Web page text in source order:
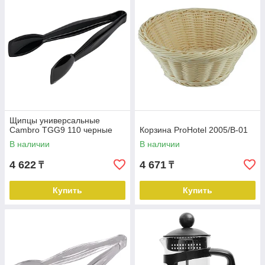
Щипцы универсальные
Cambro TGG9 110 черные
В наличии
4 622 ₸
Купить
Корзина ProHotel 2005/B-01
В наличии
4 671 ₸
Купить